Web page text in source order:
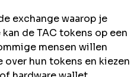
exchange waarop je
de TAC tokens op een
mensen willen
hun tokens en kiezen